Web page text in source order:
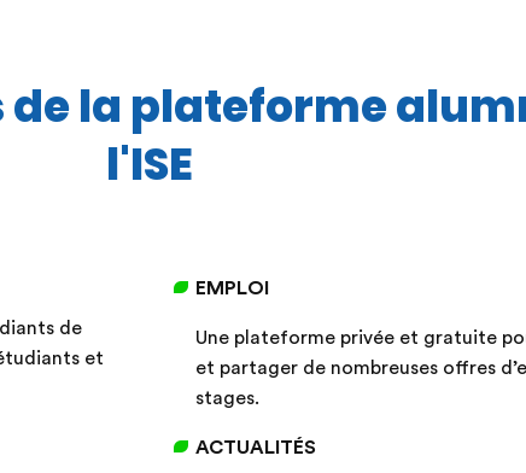
de la plateforme
l'ISE
de
et
EMPLOI
Une plateforme privée et gratuite
et partager de nombreuses offres
stages.
ACTUALITÉS